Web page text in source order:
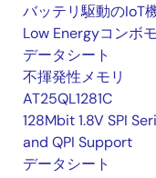
バッテリ駆動のIoT
Low Energyコンボ
データシート
不揮発性メモリ
AT25QL1281C
128Mbit 1.8V SPI
and QPI Support
データシート